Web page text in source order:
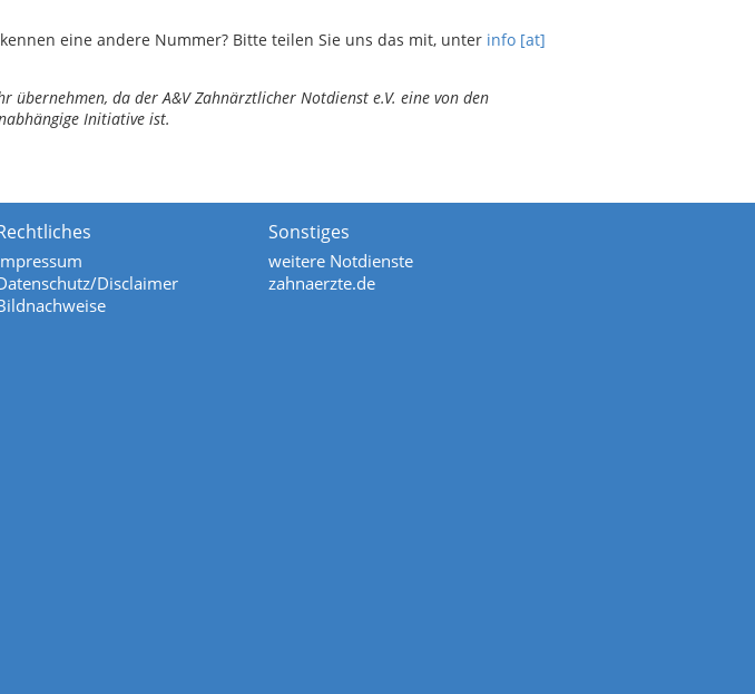
eine andere Nummer? Bitte teilen Sie uns das mit, unter info [at]
da der A&V Zahnärztlicher Notdienst e.V. eine von den
Initiative ist.
Disclaimer
Sonstiges
weitere Notdienste
zahnaerzte.de